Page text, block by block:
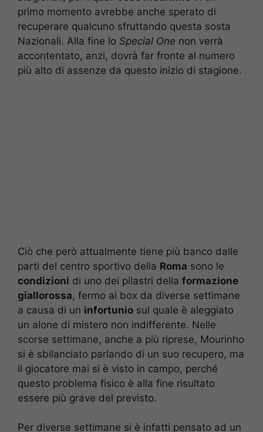
primo momento avrebbe anche sperato di
recuperare qualcuno sfruttando questa sosta
Nazionali. Alla fine lo Special One non verrà
accontentato, anzi, dovrà far fronte al numero
più alto di assenze da questo inizio di stagione.
Ciò che però attualmente tiene più banco dalle
parti del centro sportivo della Roma sono le
condizioni di uno dei pilastri della formazione
giallorossa, fermo ai box da diverse settimane
a causa di un infortunio sul quale è aleggiato
un alone di mistero non indifferente. Nelle
scorse settimane, anche a più riprese, Mourinho
si è sbilanciato parlando di un suo recupero, ma
il giocatore mai si è visto in campo, perché
questo problema fisico è alla fine risultato
essere più grave del previsto.
Per diverse settimane si è infatti pensato ad un